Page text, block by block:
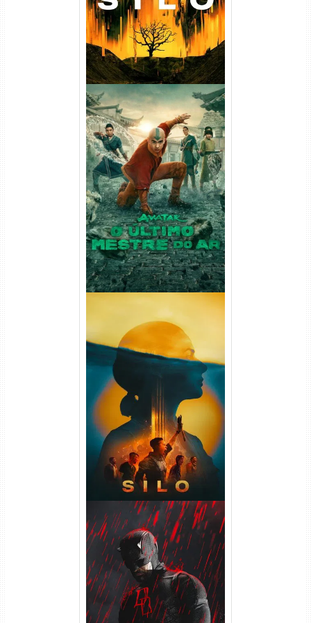
Avatar: O Último Mestre do
Ar 2ª Temporada Torrent
(2026) WEB-DL 1080p Dual
Áudio
Silo 2ª Temporada (2024)
WEB-DL 1080p Dual Áudio
Demolidor: Renascido 2ª
Temporada (2026) WEB-DL
1080p Dual Áudio